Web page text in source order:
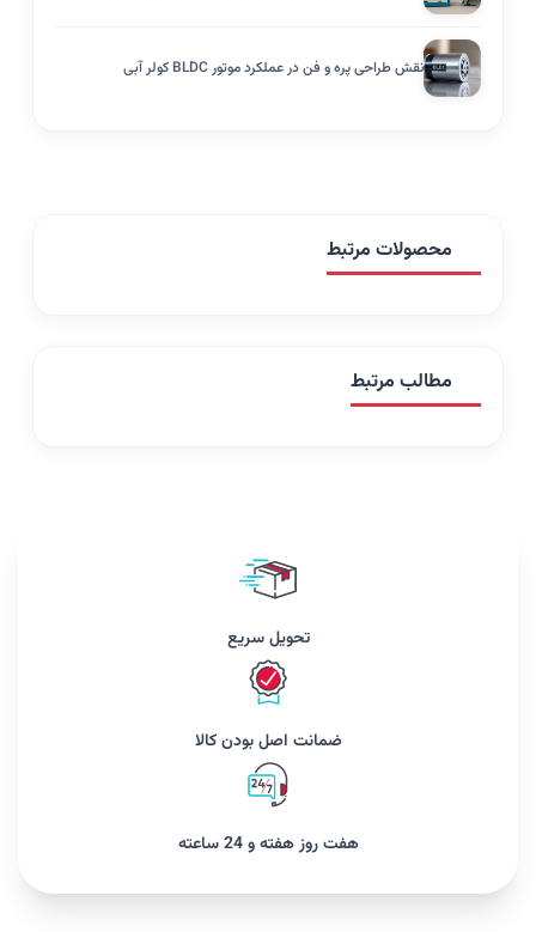
نقش طراحی پره و فن در عملکرد موتور BLDC کولر آبی
محصولات مرتبط
مطالب مرتبط
تحویل سریع
ضمانت اصل بودن کالا
هفت روز هفته و 24 ساعته